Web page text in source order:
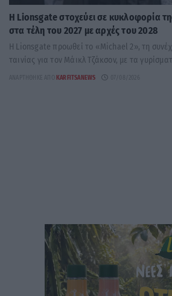
Η Lionsgate στοχεύει σε κυκλοφορία
στα τέλη του 2027 με αρχές του 2028
Η Lionsgate προωθεί το «Michael 2», τη
ταινίας για τον Μάικλ Τζάκσον, με τα
KARFITSANEWS